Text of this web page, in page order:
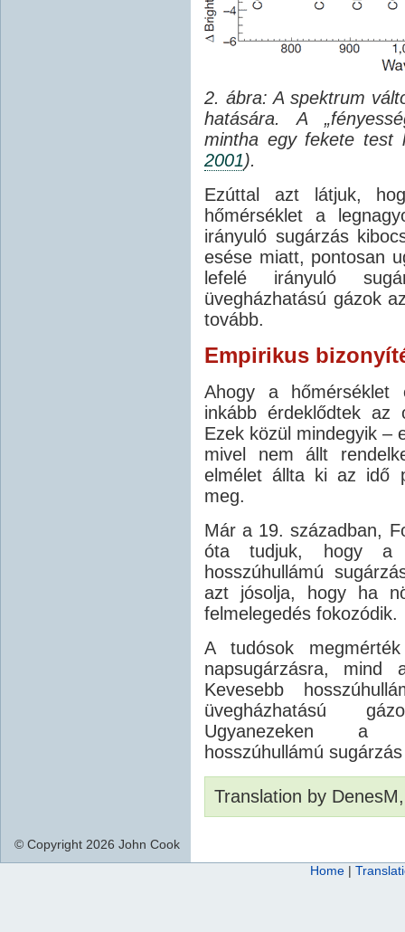
2. ábra: A spektrum
hatására. A
mintha egy fekete test
2001).
Ezúttal azt látjuk,
hőmérséklet a
irányuló sugárzás
esése miatt, pontosan
lefelé irányuló
üvegházhatású gázok
tovább.
Empirikus
Ahogy a hőmérséklet
inkább érdeklődtek az
Ezek közül mindegyik –
mivel nem állt
elmélet állta ki az idő
meg.
Már a 19. században,
óta tudjuk, hogy a
hosszúhullámú
azt jósolja, hogy ha
felmelegedés fokozódik.
A tudósok
napsugárzásra, mind
Kevesebb
üvegházhatású
Ugyanezeken a
hosszúhullámú
Translation by
© Copyright 2026 John Cook
Home |